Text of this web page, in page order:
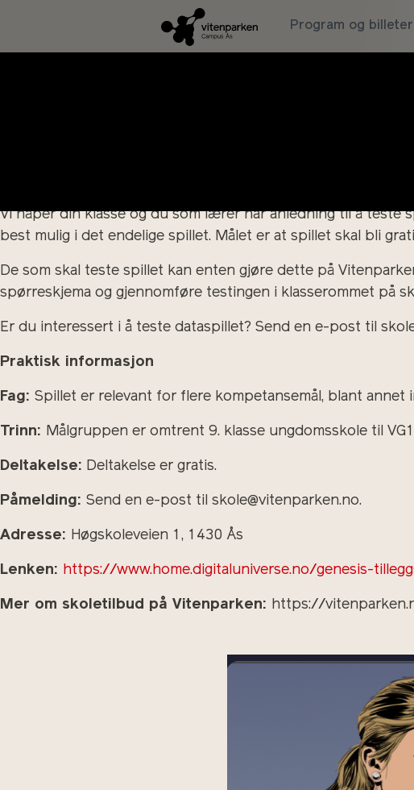
Program og billeter
Er du en lærer på ungdoms- eller videregående skole? Hjelp
Vitenparken Campus Ås har i samarbeid med
bidrar til å løse saken sammen. Læringsmålene i spillet
Hvilke etiske utfordringer er knyttet til bruk av DNA i
Målgruppen er omtrent 9. klasse ungdomsskole til VG1/
Vi håper din klasse og du som lærer har anledning til å
best mulig i det endelige spillet. Målet er at spillet skal bli
De som skal teste spillet kan enten gjøre dette på
spørreskjema og gjennomføre testingen i klasserommet på
Er du interessert i å teste dataspillet? Send en e-post til
Praktisk informasjon
Fag: Spillet er relevant for flere kompetansemål, blant
Trinn: Målgruppen er omtrent 9. klasse ungdomsskole til
Deltakelse: Deltakelse er gratis.
Påmelding: Send en e-post til skole@vitenparken.no.
Adresse: Høgskoleveien 1, 1430 Ås
Lenken: https://www.home.digitaluniverse.no/genesis-
Mer om skoletilbud på Vitenparken: https://